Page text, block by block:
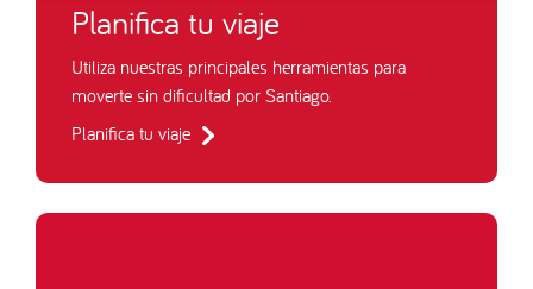
Planifica tu viaje
Utiliza nuestras principales herramientas para
moverte sin dificultad por Santiago.
Planifica tu viaje